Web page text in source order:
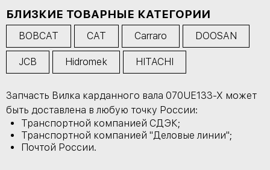
БЛИЗКИЕ ТОВАРНЫЕ КАТЕГОРИИ
BOBCAT CAT Carraro DOOSAN
JCB Hidromek HITACHI
Запчасть Вилка карданного вала 070UE133-X может
быть доставлена в любую точку России:
Транспортной компанией СДЭК;
Транспортной компанией "Деловые линии";
Почтой России.